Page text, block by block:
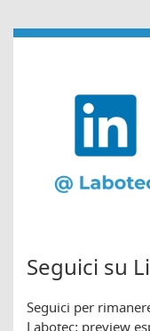
Seguici su
Seguici per